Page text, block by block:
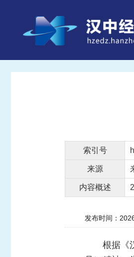
索引号
来源
内容概述
发布时间：
根据《